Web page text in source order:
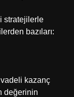
stratejilerle
bazıları:
vadeli kazanç
değerinin